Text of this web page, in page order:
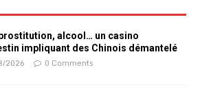
alcool… un casino
impliquant des Chinois démantelé
2026 0 Comments